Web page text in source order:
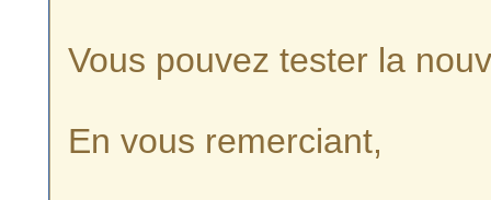
Vous pouvez tester la
En vous remerciant,